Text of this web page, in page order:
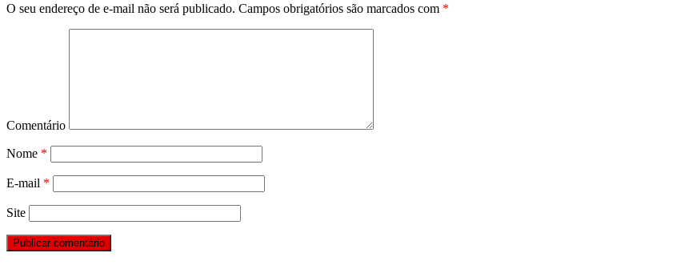
O seu endereço de e-mail não será publicado. Campos obrigatórios são marcados com *
Comentário
Nome *
E-mail *
Site